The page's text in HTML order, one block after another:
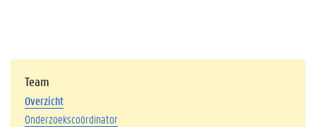
Team
Overzicht
Onderzoekscoördinator